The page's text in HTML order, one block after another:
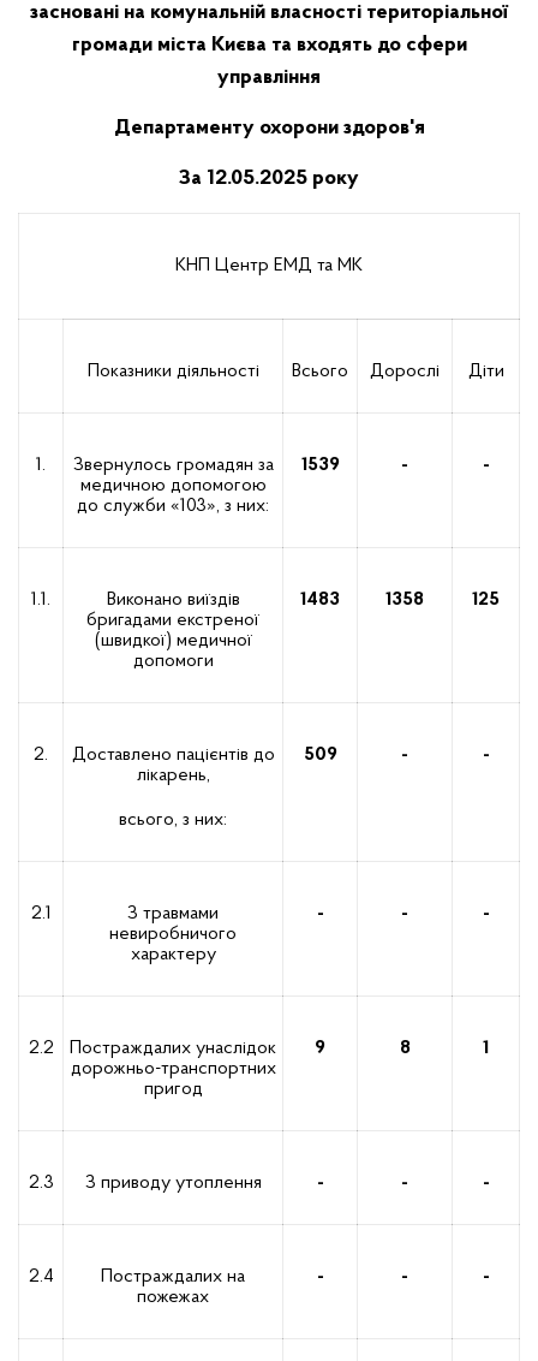
засновані на комунальній власності територіальної
громади міста Києва та входять до сфери
управління
Департаменту охорони здоров'я
За 12.05.2025 року
КНП Центр ЕМД та МК
Показники діяльності Всього Дорослі Діти
1.
Звернулось громадян за
медичною допомогою
до служби «103», з них:
1539 - -
1.1.
Виконано виїздів
бригадами екстреної
(швидкої) медичної
допомоги
1483 1358 125
2.
Доставлено пацієнтів до
лікарень,
всього, з них:
509 - -
2.1
З травмами
невиробничого
характеру
- - -
2.2
Постраждалих унаслідок
дорожньо-транспортних
пригод
9 8 1
2.3 З приводу утоплення - - -
2.4
Постраждалих на
пожежах
- - -